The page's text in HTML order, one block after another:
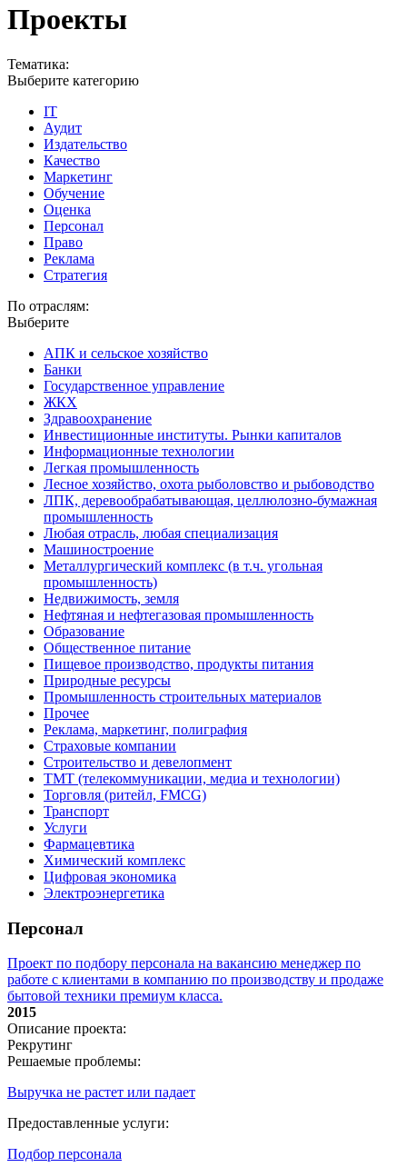
Проекты
Тематика:
Выберите категорию
IT
Аудит
Издательство
Качество
Маркетинг
Обучение
Оценка
Персонал
Право
Реклама
Стратегия
По отраслям:
Выберите
АПК и сельское хозяйство
Банки
Государственное управление
ЖКХ
Здравоохранение
Инвестиционные институты. Рынки капиталов
Информационные технологии
Легкая промышленность
Лесное хозяйство, охота рыболовство и рыбоводство
ЛПК, деревообрабатывающая, целлюлозно-бумажная
промышленность
Любая отрасль, любая специализация
Машиностроение
Металлургический комплекс (в т.ч. угольная
промышленность)
Недвижимость, земля
Нефтяная и нефтегазовая промышленность
Образование
Общественное питание
Пищевое производство, продукты питания
Природные ресурсы
Промышленность строительных материалов
Прочее
Реклама, маркетинг, полиграфия
Страховые компании
Строительство и девелопмент
ТМТ (телекоммуникации, медиа и технологии)
Торговля (ритейл, FMCG)
Транспорт
Услуги
Фармацевтика
Химический комплекс
Цифровая экономика
Электроэнергетика
Персонал
Проект по подбору персонала на вакансию менеджер по
работе с клиентами в компанию по производству и продаже
бытовой техники премиум класса.
2015
Описание проекта:
Рекрутинг
Решаемые проблемы:
Выручка не растет или падает
Предоставленные услуги:
Подбор персонала